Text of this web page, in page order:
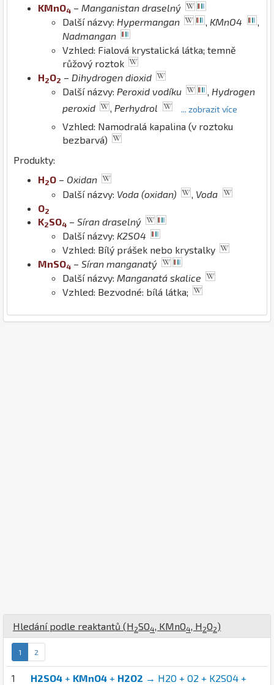
KMnO4 – Manganistan draselný
Další názvy: Hypermangan , KMnO4
,
Nadmangan
Vzhled: Fialová krystalická látka; temně
růžový roztok
H2O2 – Dihydrogen dioxid
Další názvy: Peroxid vodíku , Hydrogen
peroxid
, Perhydrol ... zobrazit více
Vzhled: Namodralá kapalina (v roztoku
bezbarvá)
Produkty:
H2O – Oxidan
Další názvy: Voda (oxidan)
Voda
O2
K2SO4 – Síran draselný
Další názvy: K2SO4
Vzhled: Bílý prášek nebo krystalky
MnSO4 – Síran manganatý
Další názvy: Manganatá skalice
Vzhled: Bezvodné: bílá látka;
Hledání podle reaktantů (H 2SO4, KMnO4, H 2O2)
1 2
1 H2SO4 + KMnO4 + H2O2 → H2O + O2 + K2SO4 +